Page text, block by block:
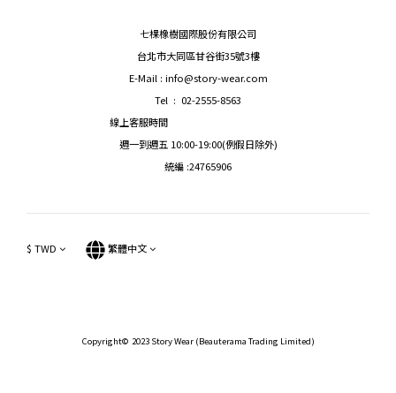
七棵橡樹國際股份有限公司
台北市大同區甘谷街35號3樓
E-Mail : info@story-wear.com
Tel : 02-2555-8563
線上客服時間
週一到週五 10:00-19:00(例假日除外)
統編 :24765906
$ TWD 繁體中文
Copyright© 2023 Story Wear (Beauterama Trading Limited)